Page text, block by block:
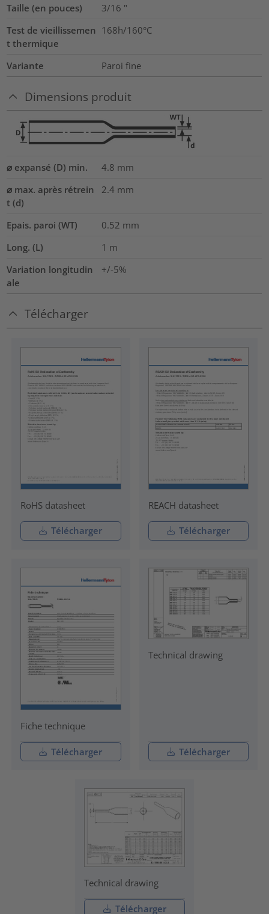
Taille (en pouces) 3/16 "
Test de vieillissemen
t thermique
168h/160°C
Variante Paroi fine
Dimensions produit
⌀ expansé (D) min. 4.8 mm
⌀ max. après rétrein
t (d)
2.4 mm
Epais. paroi (WT) 0.52 mm
Long. (L)
1 m
Variation longitudin
ale
+/-5%
Télécharger
RoHS datasheet
Télécharger
REACH datasheet
Télécharger
Fiche technique
Télécharger
Technical drawing
Télécharger
Technical drawing
Télécharger